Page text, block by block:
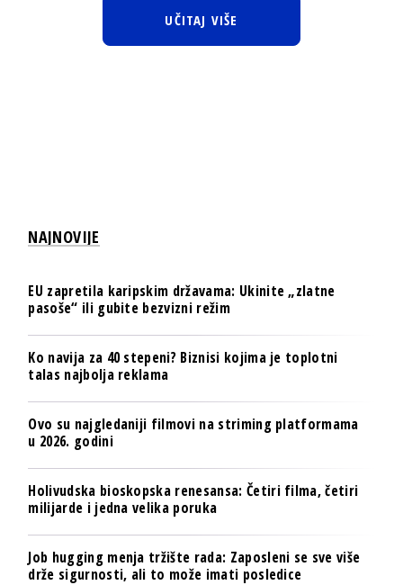
UČITAJ VIŠE
NAJNOVIJE
EU zapretila karipskim državama: Ukinite „zlatne
pasoše“ ili gubite bezvizni režim
Ko navija za 40 stepeni? Biznisi kojima je toplotni
talas najbolja reklama
Ovo su najgledaniji filmovi na striming platformama
u 2026. godini
Holivudska bioskopska renesansa: Četiri filma, četiri
milijarde i jedna velika poruka
Job hugging menja tržište rada: Zaposleni se sve više
drže sigurnosti, ali to može imati posledice